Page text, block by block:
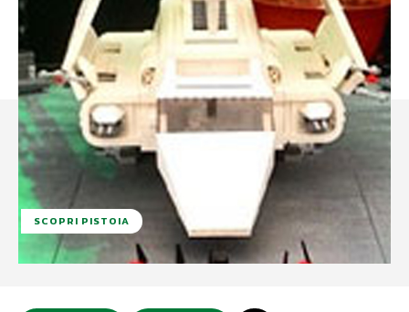
SCOPRI PISTOIA